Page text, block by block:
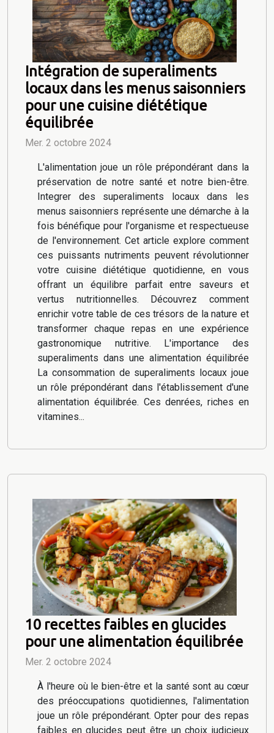
Intégration de superaliments
locaux dans les menus saisonniers
pour une cuisine diététique
équilibrée
Mer. 2 octobre 2024
L'alimentation joue un rôle prépondérant dans la
préservation de notre santé et notre bien-être.
Integrer des superaliments locaux dans les
menus saisonniers représente une démarche à la
fois bénéfique pour l'organisme et respectueuse
de l'environnement. Cet article explore comment
ces puissants nutriments peuvent révolutionner
votre cuisine diététique quotidienne, en vous
offrant un équilibre parfait entre saveurs et
vertus nutritionnelles. Découvrez comment
enrichir votre table de ces trésors de la nature et
transformer chaque repas en une expérience
gastronomique nutritive. L'importance des
superaliments dans une alimentation équilibrée
La consommation de superaliments locaux joue
un rôle prépondérant dans l'établissement d'une
alimentation équilibrée. Ces denrées, riches en
vitamines...
10 recettes faibles en glucides
pour une alimentation équilibrée
Mer. 2 octobre 2024
À l'heure où le bien-être et la santé sont au cœur
des préoccupations quotidiennes, l'alimentation
joue un rôle prépondérant. Opter pour des repas
faibles en glucides peut être un choix judicieux